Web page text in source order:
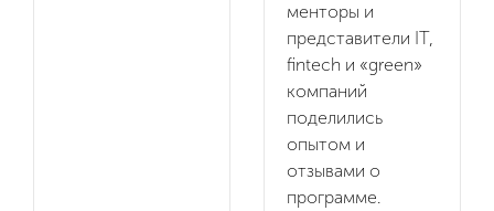
менторы и
представители IT,
fintech и «green»
компаний
поделились
опытом и
отзывами о
программе.